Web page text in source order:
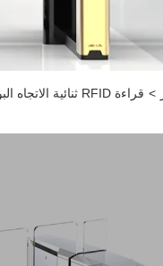
> قراءة RFID ثنائية الاتجاه البوابة المنزلقة / 24 فولت نصف ارتفاع البوابة